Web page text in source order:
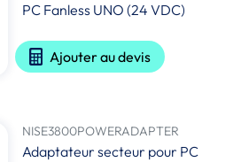
PC Fanless UNO (24 VDC)
Ajouter au devis
NISE3800POWERADAPTER
Adaptateur secteur pour PC